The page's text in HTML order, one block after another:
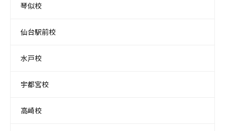
琴似校
仙台駅前校
水戸校
宇都宮校
高崎校